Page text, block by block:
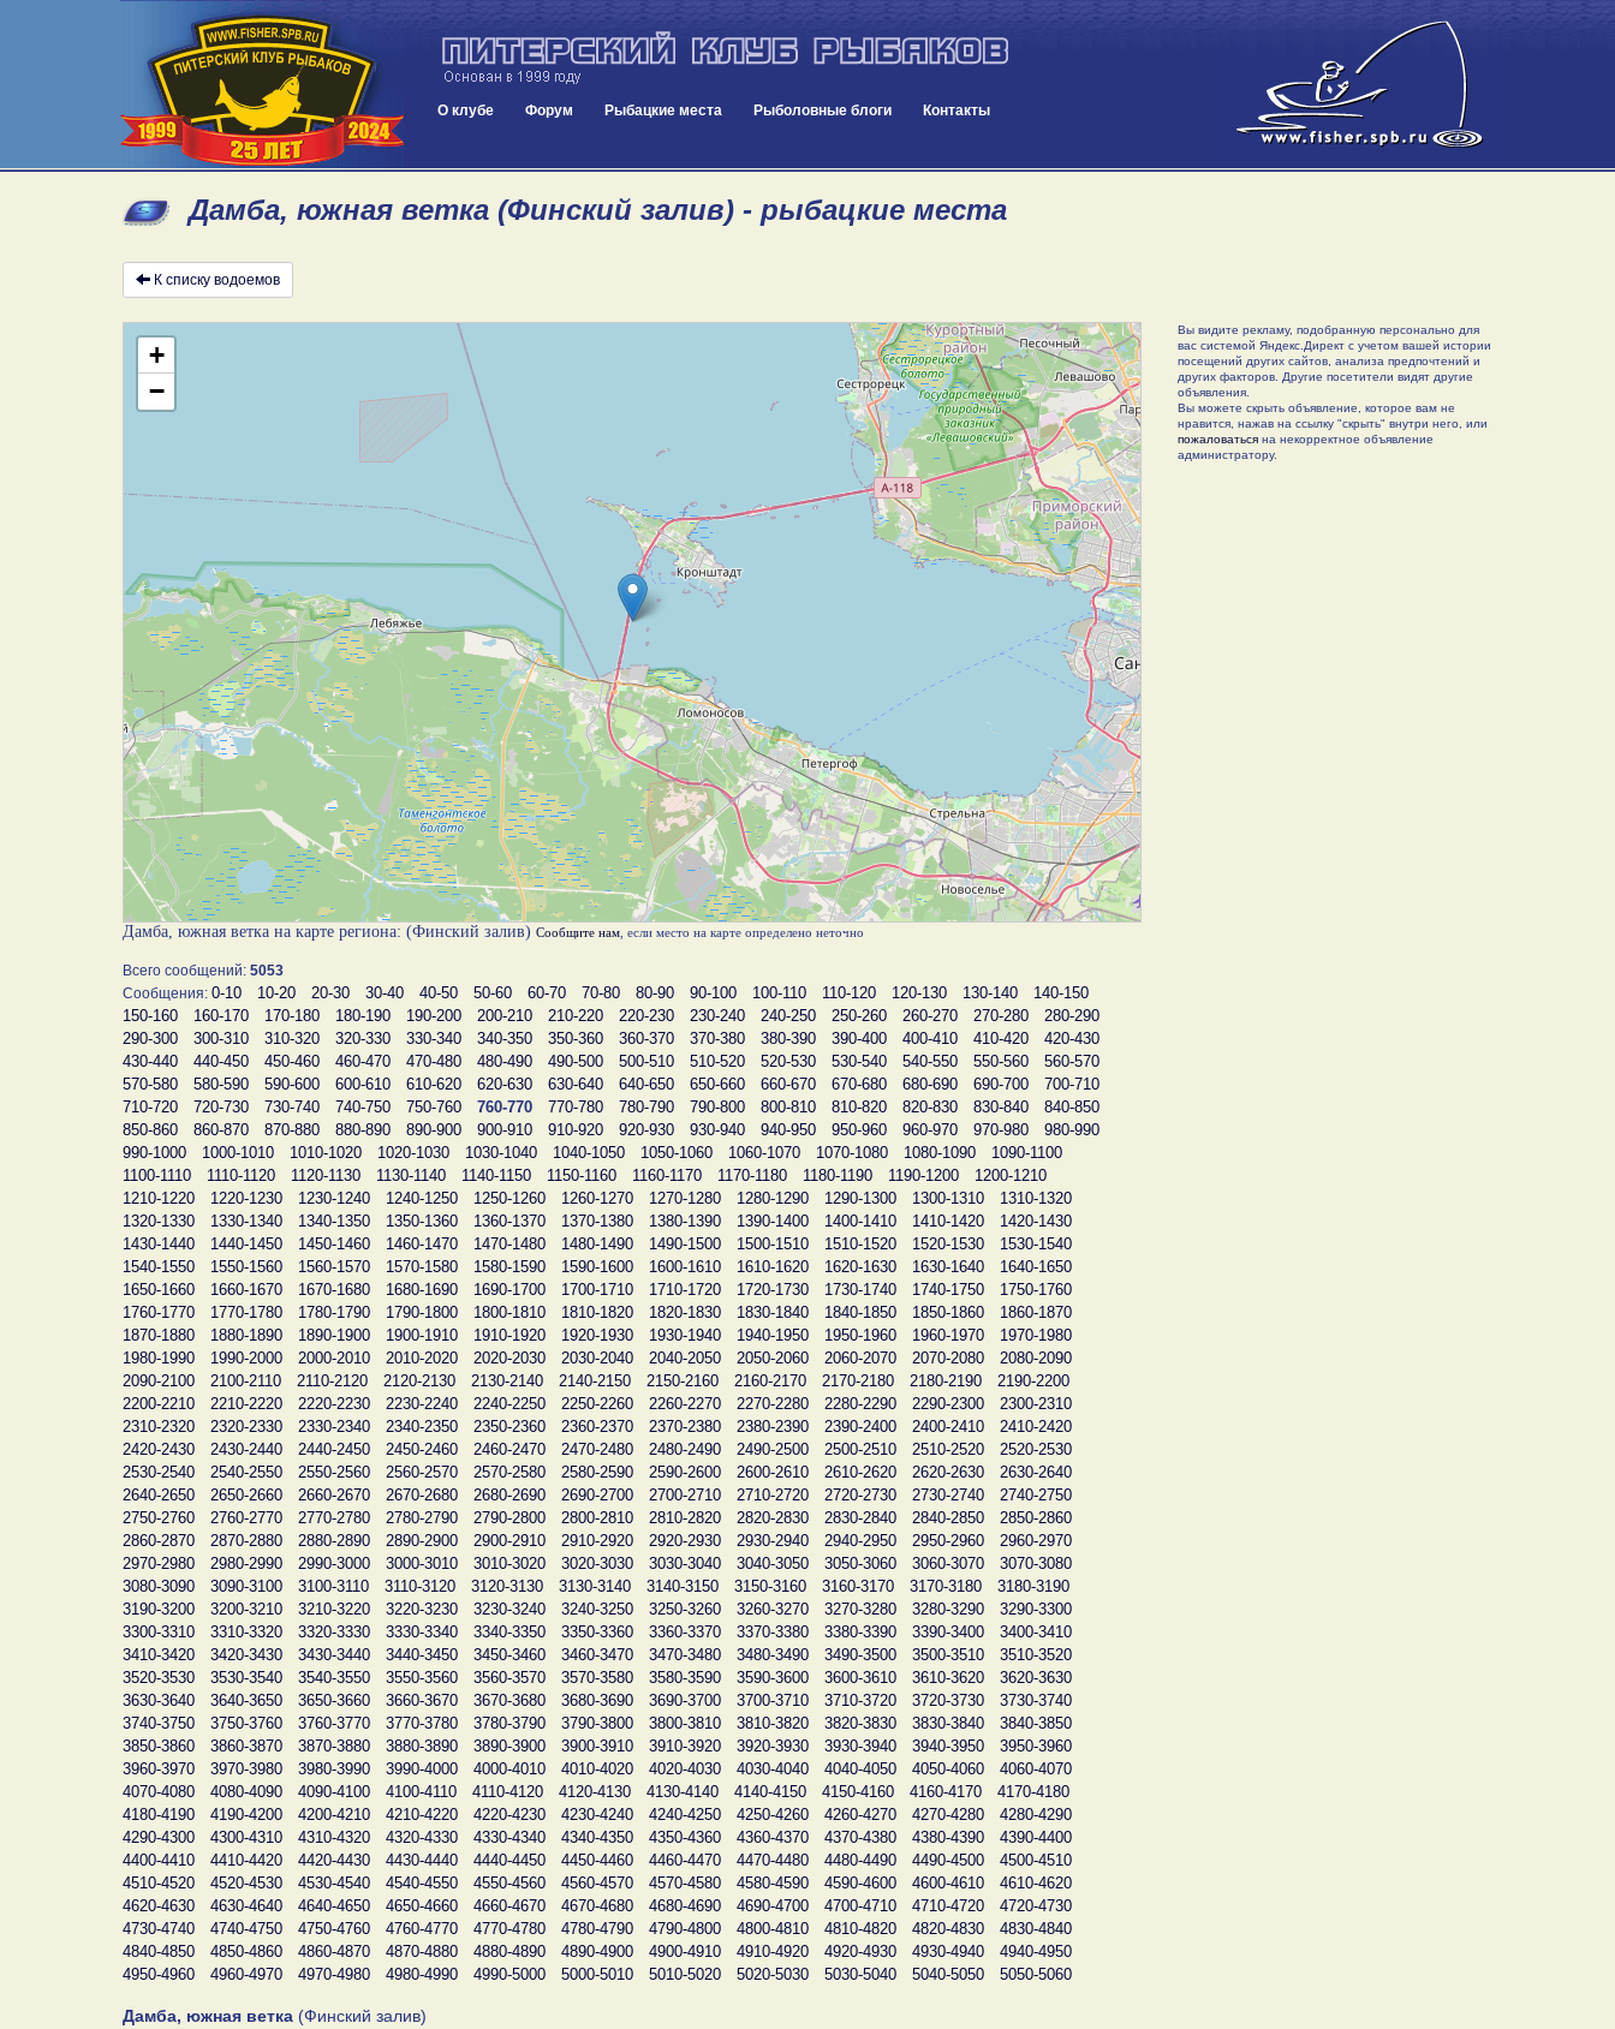
О клубе Форум Рыбацкие места Рыболовные блоги Контакты
Дамба, южная ветка (Финский залив) - рыбацкие места
К списку водоемов
+
−
Дамба, южная ветка на карте региона: (Финский залив) Сообщите нам , если место на карте определено неточно
Всего сообщений: 5053
Сообщения: 0-10 10-20 20-30 30-40 40-50 50-60 60-70 70-80 80-90 90-100 100-110 110-120 120-130 130-140
140-150
150-160
160-170 170-180 180-190 190-200 200-210 210-220 220-230 230-240 240-250 250-260 260-270 270-280
280-290
290-300
300-310 310-320 320-330 330-340 340-350 350-360 360-370 370-380 380-390 390-400 400-410 410-420
420-430
430-440
440-450 450-460 460-470 470-480 480-490 490-500 500-510 510-520 520-530 530-540 540-550 550-560
560-570
570-580
580-590 590-600 600-610 610-620 620-630 630-640 640-650 650-660 660-670 670-680 680-690 690-700
700-710
710-720
720-730 730-740 740-750 750-760 760-770 770-780 780-790 790-800 800-810 810-820 820-830 830-840
840-850
850-860
860-870 870-880 880-890 890-900 900-910 910-920 920-930 930-940 940-950 950-960 960-970 970-980
980-990
990-1000
1000-1010 1010-1020 1020-1030 1030-1040 1040-1050 1050-1060 1060-1070 1070-1080 1080-1090
1090-1100
1100-1110
1110-1120 1120-1130 1130-1140 1140-1150 1150-1160 1160-1170 1170-1180 1180-1190 1190-1200
1200-1210
1210-1220
1220-1230 1230-1240 1240-1250 1250-1260 1260-1270 1270-1280 1280-1290 1290-1300 1300-1310
1310-1320
1320-1330
1330-1340 1340-1350 1350-1360 1360-1370 1370-1380 1380-1390 1390-1400 1400-1410 1410-1420
1420-1430
1430-1440
1440-1450 1450-1460 1460-1470 1470-1480 1480-1490 1490-1500 1500-1510 1510-1520 1520-1530
1530-1540
1540-1550
1550-1560 1560-1570 1570-1580 1580-1590 1590-1600 1600-1610 1610-1620 1620-1630 1630-1640
1640-1650
1650-1660
1660-1670 1670-1680 1680-1690 1690-1700 1700-1710 1710-1720 1720-1730 1730-1740 1740-1750
1750-1760
1760-1770
1770-1780 1780-1790 1790-1800 1800-1810 1810-1820 1820-1830 1830-1840 1840-1850 1850-1860
1860-1870
1870-1880
1880-1890 1890-1900 1900-1910 1910-1920 1920-1930 1930-1940 1940-1950 1950-1960 1960-1970
1970-1980
1980-1990
1990-2000 2000-2010 2010-2020 2020-2030 2030-2040 2040-2050 2050-2060 2060-2070 2070-2080
2080-2090
2090-2100
2100-2110 2110-2120 2120-2130 2130-2140 2140-2150 2150-2160 2160-2170 2170-2180 2180-2190
2190-2200
2200-2210
2210-2220 2220-2230 2230-2240 2240-2250 2250-2260 2260-2270 2270-2280 2280-2290 2290-2300
2300-2310
2310-2320
2320-2330 2330-2340 2340-2350 2350-2360 2360-2370 2370-2380 2380-2390 2390-2400 2400-2410
2410-2420
2420-2430
2430-2440 2440-2450 2450-2460 2460-2470 2470-2480 2480-2490 2490-2500 2500-2510 2510-2520
2520-2530
2530-2540
2540-2550 2550-2560 2560-2570 2570-2580 2580-2590 2590-2600 2600-2610 2610-2620 2620-2630
2630-2640
2640-2650
2650-2660 2660-2670 2670-2680 2680-2690 2690-2700 2700-2710 2710-2720 2720-2730 2730-2740
2740-2750
2750-2760
2760-2770 2770-2780 2780-2790 2790-2800 2800-2810 2810-2820 2820-2830 2830-2840 2840-2850
2850-2860
2860-2870
2870-2880 2880-2890 2890-2900 2900-2910 2910-2920 2920-2930 2930-2940 2940-2950 2950-2960
2960-2970
2970-2980
2980-2990 2990-3000 3000-3010 3010-3020 3020-3030 3030-3040 3040-3050 3050-3060 3060-3070
3070-3080
3080-3090
3090-3100 3100-3110 3110-3120 3120-3130 3130-3140 3140-3150 3150-3160 3160-3170 3170-3180
3180-3190
3190-3200
3200-3210 3210-3220 3220-3230 3230-3240 3240-3250 3250-3260 3260-3270 3270-3280 3280-3290
3290-3300
3300-3310
3310-3320 3320-3330 3330-3340 3340-3350 3350-3360 3360-3370 3370-3380 3380-3390 3390-3400
3400-3410
3410-3420
3420-3430 3430-3440 3440-3450 3450-3460 3460-3470 3470-3480 3480-3490 3490-3500 3500-3510
3510-3520
3520-3530
3530-3540 3540-3550 3550-3560 3560-3570 3570-3580 3580-3590 3590-3600 3600-3610 3610-3620
3620-3630
3630-3640
3640-3650 3650-3660 3660-3670 3670-3680 3680-3690 3690-3700 3700-3710 3710-3720 3720-3730
3730-3740
3740-3750
3750-3760 3760-3770 3770-3780 3780-3790 3790-3800 3800-3810 3810-3820 3820-3830 3830-3840
3840-3850
3850-3860
3860-3870 3870-3880 3880-3890 3890-3900 3900-3910 3910-3920 3920-3930 3930-3940 3940-3950
3950-3960
3960-3970
3970-3980 3980-3990 3990-4000 4000-4010 4010-4020 4020-4030 4030-4040 4040-4050 4050-4060
4060-4070
4070-4080
4080-4090 4090-4100 4100-4110 4110-4120 4120-4130 4130-4140 4140-4150 4150-4160 4160-4170
4170-4180
4180-4190
4190-4200 4200-4210 4210-4220 4220-4230 4230-4240 4240-4250 4250-4260 4260-4270 4270-4280
4280-4290
4290-4300
4300-4310 4310-4320 4320-4330 4330-4340 4340-4350 4350-4360 4360-4370 4370-4380 4380-4390
4390-4400
4400-4410
4410-4420 4420-4430 4430-4440 4440-4450 4450-4460 4460-4470 4470-4480 4480-4490 4490-4500
4500-4510
4510-4520
4520-4530 4530-4540 4540-4550 4550-4560 4560-4570 4570-4580 4580-4590 4590-4600 4600-4610
4610-4620
4620-4630
4630-4640 4640-4650 4650-4660 4660-4670 4670-4680 4680-4690 4690-4700 4700-4710 4710-4720
4720-4730
4730-4740
4740-4750 4750-4760 4760-4770 4770-4780 4780-4790 4790-4800 4800-4810 4810-4820 4820-4830
4830-4840
4840-4850
4850-4860 4860-4870 4870-4880 4880-4890 4890-4900 4900-4910 4910-4920 4920-4930 4930-4940
4940-4950
4950-4960
4960-4970 4970-4980 4980-4990 4990-5000 5000-5010 5010-5020 5020-5030 5030-5040 5040-5050 5050-5060
Дамба, южная ветка (Финский залив)
Вы видите рекламу, подобранную персонально для
вас системой Яндекс.Директ с учетом вашей истории
посещений других сайтов, анализа предпочтений и
других факторов. Другие посетители видят другие
объявления.
Вы можете скрыть объявление, которое вам не
нравится, нажав на ссылку "скрыть" внутри него, или
пожаловатьсяна некорректное объявление
администратору.